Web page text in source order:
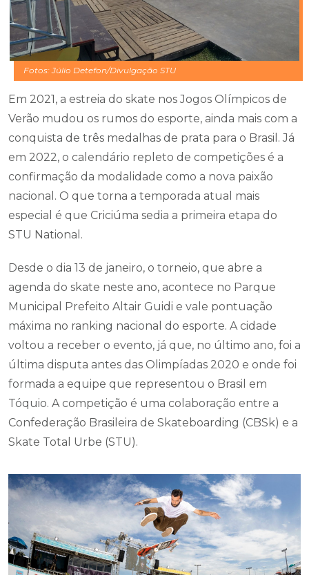
Fotos: Júlio Detefon/Divulgação STU
Em 2021, a estreia do skate nos Jogos Olímpicos de
Verão mudou os rumos do esporte, ainda mais com a
conquista de três medalhas de prata para o Brasil. Já
em 2022, o calendário repleto de competições é a
confirmação da modalidade como a nova paixão
nacional. O que torna a temporada atual mais
especial é que Criciúma sedia a primeira etapa do
STU National.
Desde o dia 13 de janeiro, o torneio, que abre a
agenda do skate neste ano, acontece no Parque
Municipal Prefeito Altair Guidi e vale pontuação
máxima no ranking nacional do esporte. A cidade
voltou a receber o evento, já que, no último ano, foi a
última disputa antes das Olimpíadas 2020 e onde foi
formada a equipe que representou o Brasil em
Tóquio. A competição é uma colaboração entre a
Confederação Brasileira de Skateboarding (CBSk) e a
Skate Total Urbe (STU).